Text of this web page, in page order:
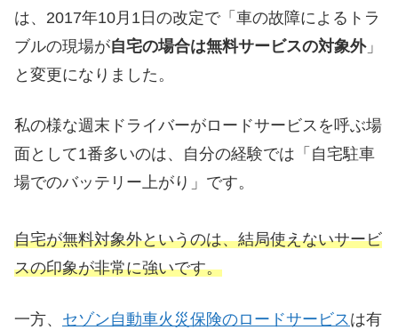
は、2017年10月1日の改定で「車の故障によるトラ
ブルの現場が自宅の場合は無料サービスの対象外」
と変更になりました。
私の様な週末ドライバーがロードサービスを呼ぶ場
面として1番多いのは、自分の経験では「自宅駐車
場でのバッテリー上がり」です。
自宅が無料対象外というのは、結局使えないサービ
スの印象が非常に強いです。
一方、 セゾン自動車火災保険のロードサービス は有